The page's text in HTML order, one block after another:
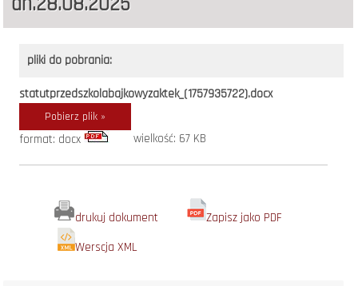
pliki do pobrania:
statutprzedszkolabajkowyzaktek_(1757935722).docx
Pobierz plik »
format: docx wielkość: 67 KB
drukuj dokument
Zapisz jako PDF
Werscja XML